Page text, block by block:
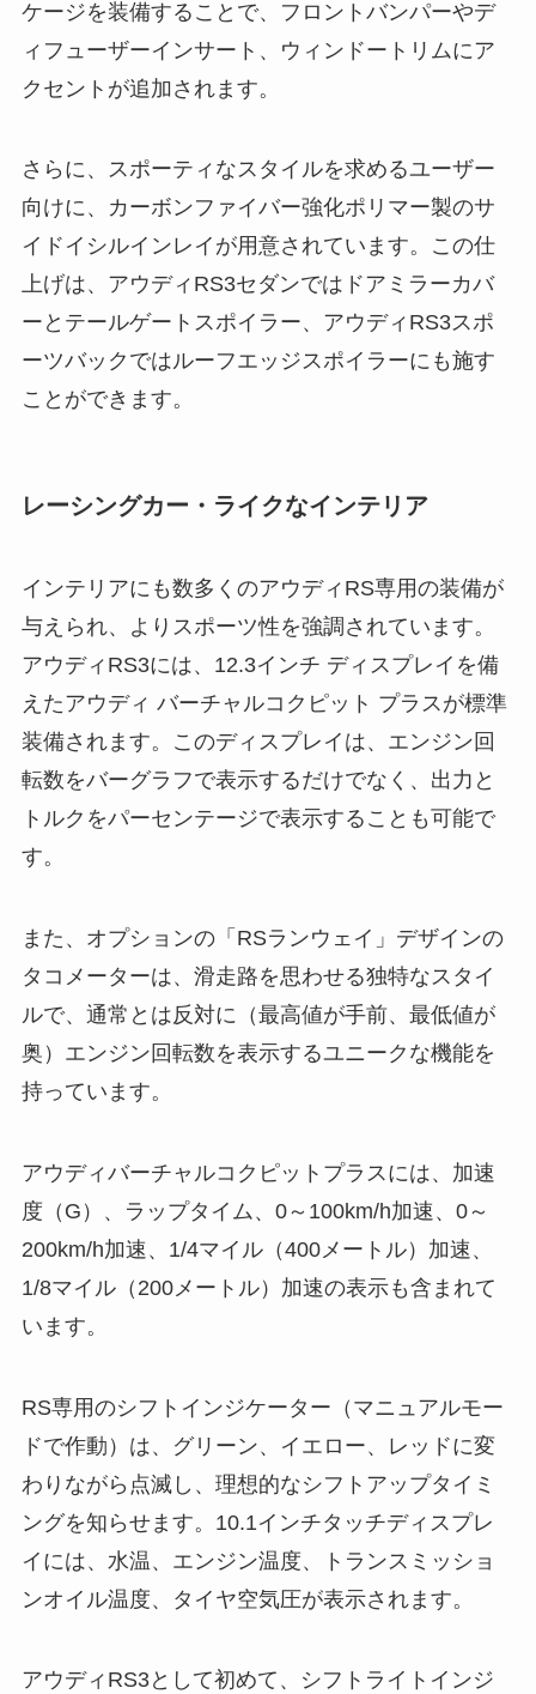
ケージを装備することで、フロントバンパーやデ
ィフューザーインサート、ウィンドートリムにア
クセントが追加されます。
さらに、スポーティなスタイルを求めるユーザー
向けに、カーボンファイバー強化ポリマー製のサ
イドイシルインレイが用意されています。この仕
上げは、アウディRS3セダンではドアミラーカバ
ーとテールゲートスポイラー、アウディRS3スポ
ーツバックではルーフエッジスポイラーにも施す
ことができます。
レーシングカー・ライクなインテリア
インテリアにも数多くのアウディRS専用の装備が
与えられ、よりスポーツ性を強調されています。
アウディRS3には、12.3インチ ディスプレイを備
えたアウディ バーチャルコクピット プラスが標準
装備されます。このディスプレイは、エンジン回
転数をバーグラフで表示するだけでなく、出力と
トルクをパーセンテージで表示することも可能で
す。
また、オプションの「RSランウェイ」デザインの
タコメーターは、滑走路を思わせる独特なスタイ
ルで、通常とは反対に（最高値が手前、最低値が
奥）エンジン回転数を表示するユニークな機能を
持っています。
アウディバーチャルコクピットプラスには、加速
度（G）、ラップタイム、0～100km/h加速、0～
200km/h加速、1/4マイル（400メートル）加速、
1/8マイル（200メートル）加速の表示も含まれて
います。
RS専用のシフトインジケーター（マニュアルモー
ドで作動）は、グリーン、イエロー、レッドに変
わりながら点滅し、理想的なシフトアップタイミ
ングを知らせます。10.1インチタッチディスプレ
イには、水温、エンジン温度、トランスミッショ
ンオイル温度、タイヤ空気圧が表示されます。
アウディRS3として初めて、シフトライトインジ